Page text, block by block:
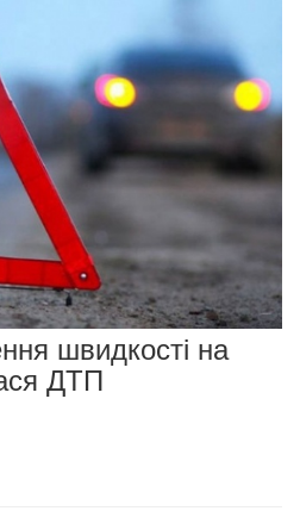
швидкості на
ДТП